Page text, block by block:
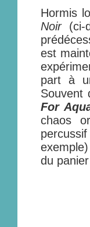
Hormis
Noir(ci-
est
part à
Souvent
For
chaos
du